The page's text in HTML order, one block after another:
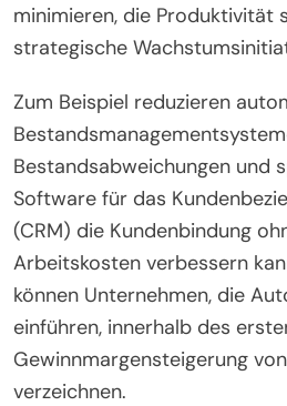
minimieren, die Produktivität
strategische
Zum Beispiel reduzieren
Bestandsabweichungen und
Software für das
(CRM) die Kundenbindung
Arbeitskosten verbessern
können Unternehmen, die
einführen, innerhalb des
Gewinnmargensteigerung
verzeichnen.